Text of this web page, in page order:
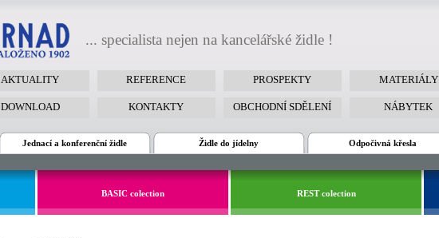
... specialista nejen na kancelářské židle !
AKTUALITY REFERENCE PROSPEKTY MATERIÁLY
DOWNLOAD KONTAKTY OBCHODNÍ SDĚLENÍ NÁBYTEK
Jednací a konferenční židle Židle do jídelny Odpočivná křesla
BASIC colection REST colection